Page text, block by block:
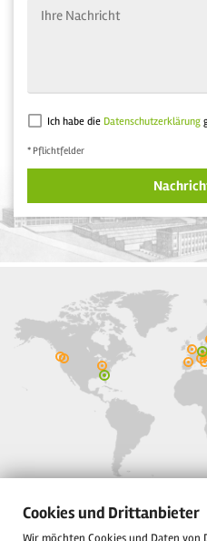
Cookies und Drittanbieter
Ich habe die Datenschutzerklärung
* Pflichtfelder
Gustav Wolf GmbH
Postfach 3353